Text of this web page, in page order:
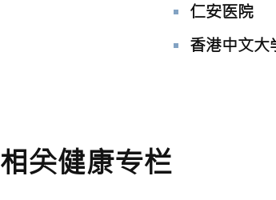
仁安医院
香港中文大
相关健康专栏